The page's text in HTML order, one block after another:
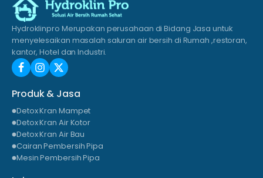
Hydroklinpro Merupakan perusahaan di Bidang Jasa untuk
menyelesaikan masalah saluran air bersih di Rumah ,restoran,
kantor, Hotel dan Industri.
Produk & Jasa
Detox Kran Mampet
Detox Kran Air Kotor
Detox Kran Air Bau
Cairan Pembersih Pipa
Mesin Pembersih Pipa